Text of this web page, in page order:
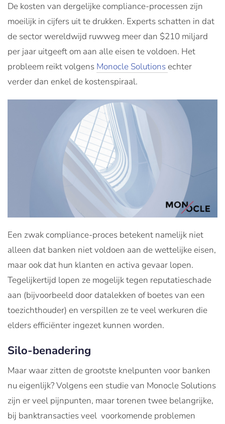
De kosten van dergelijke compliance-processen zijn
moeilijk in cijfers uit te drukken. Experts schatten in dat
de sector wereldwijd ruwweg meer dan $210 miljard
per jaar uitgeeft om aan alle eisen te voldoen. Het
probleem reikt volgens Monocle Solutions echter
verder dan enkel de kostenspiraal.
Een zwak compliance-proces betekent namelijk niet
alleen dat banken niet voldoen aan de wettelijke eisen,
maar ook dat hun klanten en activa gevaar lopen.
Tegelijkertijd lopen ze mogelijk tegen reputatieschade
aan (bijvoorbeeld door datalekken of boetes van een
toezichthouder) en verspillen ze te veel werkuren die
elders efficiënter ingezet kunnen worden.
Silo-benadering
Maar waar zitten de grootste knelpunten voor banken
nu eigenlijk? Volgens een studie van Monocle Solutions
zijn er veel pijnpunten, maar torenen twee belangrijke,
bij banktransacties veel voorkomende problemen